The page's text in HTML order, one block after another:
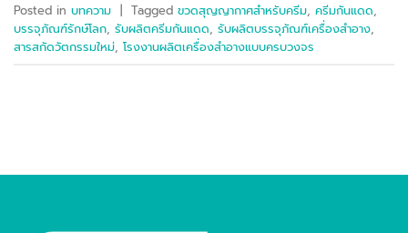
Posted in บทความ | Tagged ขวดสุญญากาศสำหรับครีม, ครีมกันแดด,
บรรจุภัณฑ์รักษ์โลก, รับผลิตครีมกันแดด, รับผลิตบรรจุภัณฑ์เครื่องสำอาง,
สารสกัดวัตกรรมใหม่, โรงงานผลิตเครื่องสำอางแบบครบวงจร